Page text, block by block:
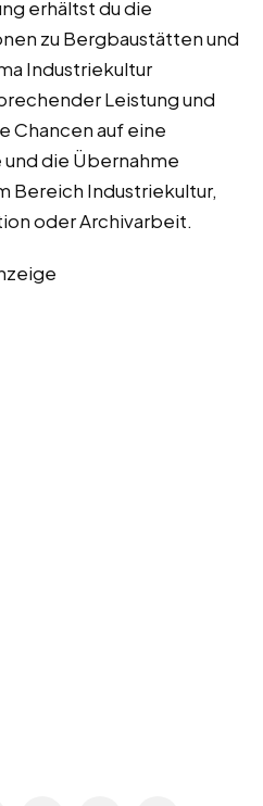
erhältst du die
zu Bergbaustätten und
Industriekultur
Leistung und
Chancen auf eine
die Übernahme
Bereich Industriekultur,
oder Archivarbeit.